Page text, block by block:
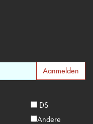
DS
Andere